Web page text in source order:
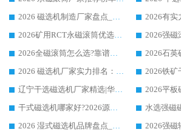
2026 磁选机制造厂家盘点_华体会手机网页版-华体会(中国) _综合实力剖析
2026矿用RCT永磁滚筒优选厂家_华体会手机网页版-华体会(中国) 领衔靠谱品牌盘点
2026全磁滚筒怎么选?靠谱厂家推荐，口碑之选华体会手机网页版-华体会(中国)
2026 磁选机厂家实力排名：技术与实力双轮驱动，华体会手机网页版-华体会(中国) 领跑
辽宁干选磁选机厂家精选|华体会手机网页版-华体会(中国) 硬核实力领跑行业标杆
干式磁选机哪家好?2026源头厂家推荐_华体会手机网页版-华体会(中国) 强磁磁选机生产厂家
2026 湿式磁选机品牌盘点_华体会手机网页版-华体会(中国) _内行认可的靠谱厂家